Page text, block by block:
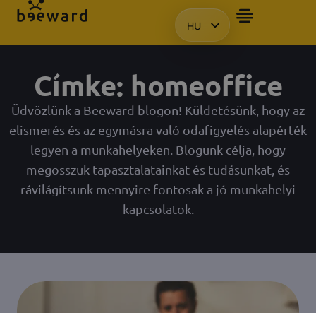
HU
EN
PL
Címke: homeoffice
Üdvözlünk a Beeward blogon! Küldetésünk, hogy az
elismerés és az egymásra való odafigyelés alapérték
legyen a munkahelyeken. Blogunk célja, hogy
megosszuk tapasztalatainkat és tudásunkat, és
rávilágítsunk mennyire fontosak a jó munkahelyi
kapcsolatok.